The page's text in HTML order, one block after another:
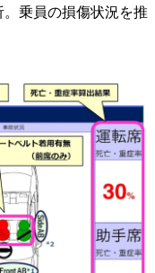
乗員の損傷状況を推